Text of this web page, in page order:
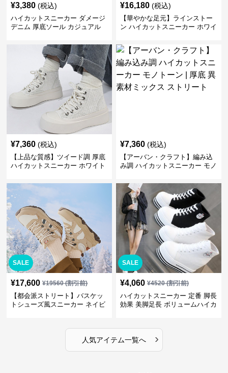
¥3,380 (税込)
ハイカットスニーカー ダメージ
デニム 厚底ソール カジュアル
かわいい 学校 日常使い 履きや
¥16,180 (税込)
【華やかな足元】ラインストー
ン ハイカットスニーカー ホワイ
ボン
¥7,360 (税込)
【上品な質感】ツイード調 厚底
ハイカットスニーカー ホワイト
ビ クラシック
¥7,360 (税込)
【アーバン・クラフト】編み込
み調 ハイカットスニーカー モノ
トリート
SALE
¥17,600 ¥19560(割引前)
【都会派ストリート】バスケッ
トシューズ風スニーカー ネイビ
SALE
¥4,060 ¥4520(割引前)
ハイカットスニーカー 定番 脚長
効果 美脚足長 ボリュームハイカ
かわいい
人気アイテム一覧へ ›